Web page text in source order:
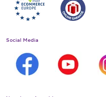
Social Media